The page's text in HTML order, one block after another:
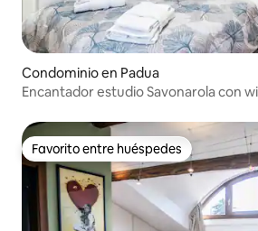
Condominio en Padua
Encantador estudio Savonarola con
Favorito entre huéspedes
Favorito entre huéspedes